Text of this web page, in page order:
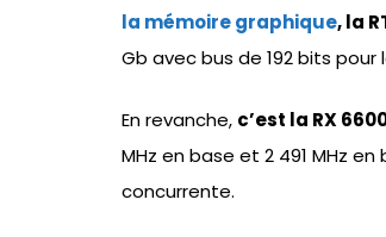
la mémoire graphique, la
Gb avec bus de 192 bits pour
En revanche, c’est la RX
MHz en base et 2 491 MHz
concurrente.